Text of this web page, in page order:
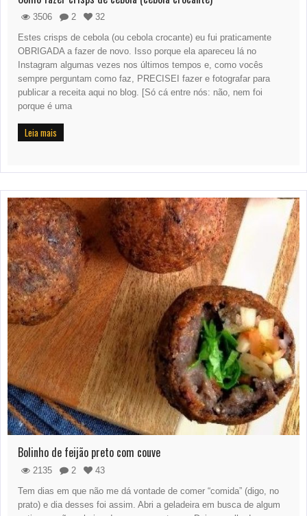
3506 2
32
Estes crisps de cebola (ou cebola crocante) eu fui praticamente
OBRIGADA a fazer de novo. Isso porque ela apareceu lá no
Instagram algumas vezes nos últimos tempos e, como vocês
sempre perguntam como faz, PRECISEI fazer e fotografar para
publicar a receita aqui no blog. [Só cá entre nós: não, nem foi
porque é uma
Leia mais
Bolinho de feijão preto com couve
2135 2
43
Tem dias em que não me dá vontade de comer “comida” (digo, no
prato) e dia desses foi assim. Abri a geladeira em busca de algum